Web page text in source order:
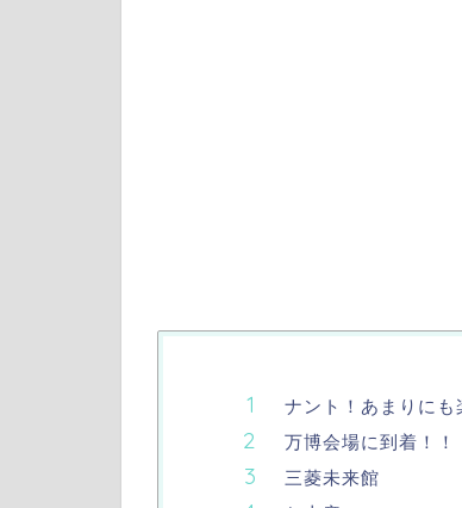
ナント！あまりに
万博会場に到着！！
三菱未来館